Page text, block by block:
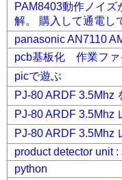
PAM8403動作ノイ
解。 購入して通電し
panasonic AN7110
pcb基板化 作業ファ
picで遊ぶ
PJ-80 ARDF 3.5Mhz
PJ-80 ARDF 3.5Mhz
PJ-80 ARDF 3.5Mhz
product detector unit
python